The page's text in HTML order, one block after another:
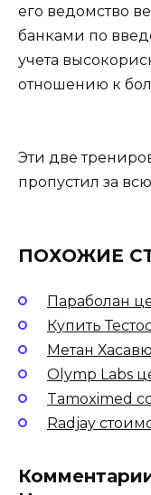
его ведомство
банками по
учета
отношению к
Эти две
пропустил за
ПОХОЖИЕ
Параболан
Купить
Метан
Olymp Labs
Tamoximed
Radjay